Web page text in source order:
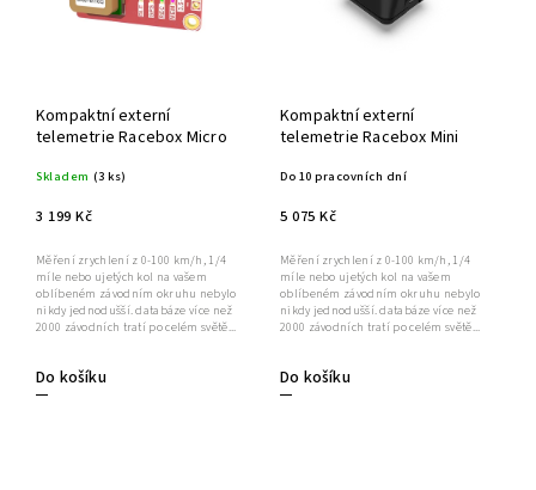
Kompaktní externí
telemetrie Racebox Micro
Skladem (3 ks)
3 199 Kč
Do košíku
Měření zrychlení z 0-100 km/h, 1/4
míle nebo ujetých kol na vašem
oblíbeném závodním okruhu nebylo
nikdy jednodušší. databáze více než
2000 závodních tratí po celém světě...
Kompaktní externí
telemetrie Racebox Mini
Do 10 pracovních dní
5 075 Kč
Do košíku
Měření zrychlení z 0-100 km/h, 1/4
míle nebo ujetých kol na vašem
oblíbeném závodním okruhu nebylo
nikdy jednodušší. databáze více než
2000 závodních tratí po celém světě...